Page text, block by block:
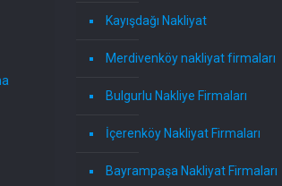
Kayışdağı Nakliyat
Merdivenköy nakliyat firmaları
Bulgurlu Nakliye Firmaları
İçerenköy Nakliyat Firmaları
Bayrampaşa Nakliyat Firmaları